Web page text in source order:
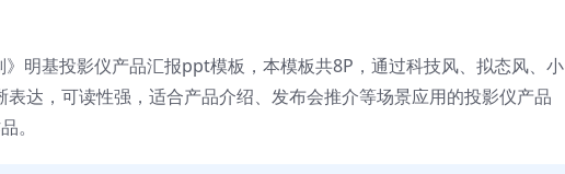
》明基投影仪产品汇报ppt模板，本模板共8P，通过科技风、拟态风、小
达，可读性强，适合产品介绍、发布会推介等场景应用的投影仪产品
。